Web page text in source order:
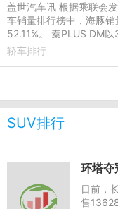
盖世汽车讯 根据乘联会
车销量排行榜中，海豚
52.11%。 秦PLUS DM
63.15%，本年累计销量达1
轿车排行
SUV排行
日前，
售